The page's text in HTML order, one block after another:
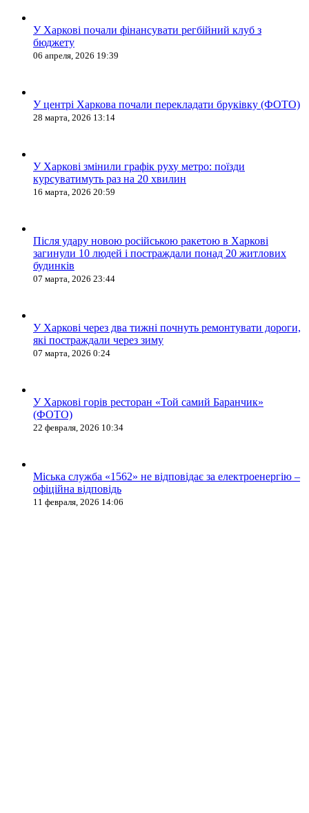
У Харкові почали фінансувати регбійний клуб з
бюджету
06 апреля, 2026 19:39
У центрі Харкова почали перекладати бруківку (ФОТО)
28 марта, 2026 13:14
У Харкові змінили графік руху метро: поїзди
курсуватимуть раз на 20 хвилин
16 марта, 2026 20:59
Після удару новою російською ракетою в Харкові
загинули 10 людей і постраждали понад 20 житлових
будинків
07 марта, 2026 23:44
У Харкові через два тижні почнуть ремонтувати дороги,
які постраждали через зиму
07 марта, 2026 0:24
У Харкові горів ресторан «Той самий Баранчик»
(ФОТО)
22 февраля, 2026 10:34
Міська служба «1562» не відповідає за електроенергію –
офіційна відповідь
11 февраля, 2026 14:06